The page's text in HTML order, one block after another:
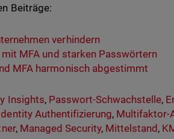
Beiträge:
verhindern
MFA und starken Passwörtern
MFA harmonisch abgestimmt
Insights, Passwort-Schwachstelle,
Authentifizierung, Multifaktor-
, Managed Security, Mittelstand ,